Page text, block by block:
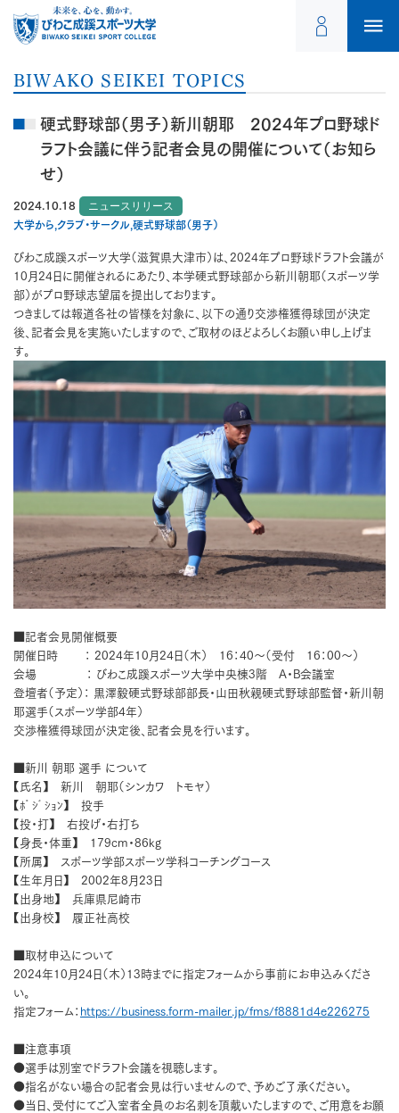
BIWAKO SEIKEI TOPICS
硬式野球部（男子）新川朝耶 2024年プロ野球ド
ラフト会議に伴う記者会見の開催について（お知ら
せ）
2024.10.18 ニュースリリース
大学から,クラブ・サークル,硬式野球部（男子）
びわこ成蹊スポーツ大学（滋賀県大津市）は、2024年プロ野球ドラフト会議が
10月24日に開催されるにあたり、本学硬式野球部から新川朝耶（スポーツ学
部）がプロ野球志望届を提出しております。
つきましては報道各社の皆様を対象に、以下の通り交渉権獲得球団が決定
後、記者会見を実施いたしますので、ご取材のほどよろしくお願い申し上げま
す。
■記者会見開催概要
開催日時 ： 2024年10月24日（木） 16：40～（受付 16：00～）
会場 ： びわこ成蹊スポーツ大学中央棟3階 A・B会議室
登壇者（予定）： 黒澤毅硬式野球部部長・山田秋親硬式野球部監督・新川朝
耶選手（スポーツ学部4年）
交渉権獲得球団が決定後、記者会見を行います。
■新川 朝耶 選手 について
【氏名】 新川 朝耶（シンカワ トモヤ）
【ﾎﾟｼﾞｼｮﾝ】 投手
【投・打】 右投げ・右打ち
【身長・体重】 179cm・86kg
【所属】 スポーツ学部スポーツ学科コーチングコース
【生年月日】 2002年8月23日
【出身地】 兵庫県尼崎市
【出身校】 履正社高校
■取材申込について
2024年10月24日（木）13時までに指定フォームから事前にお申込みくださ
い。
指定フォーム： https://business.form-mailer.jp/fms/f8881d4e226275
■注意事項
●選手は別室でドラフト会議を視聴します。
●指名がない場合の記者会見は行いませんので、予めご了承ください。
●当日、受付にてご入室者全員のお名刺を頂戴いたしますので、ご用意をお願